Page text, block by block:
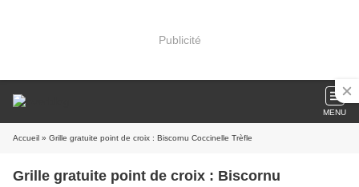
Publicité
MENU
Accueil » Grille gratuite point de croix : Biscornu Coccinelle Trèfle
Grille gratuite point de croix : Biscornu